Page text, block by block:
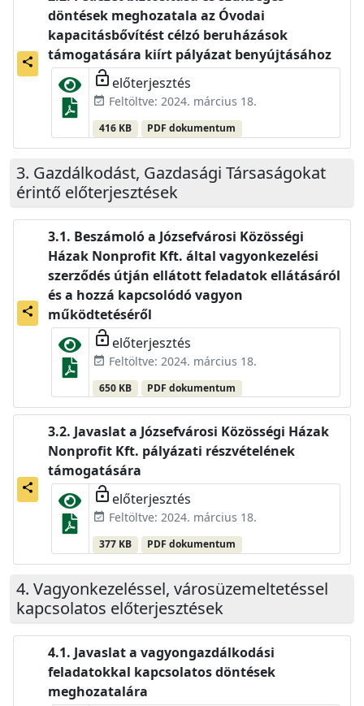
share
döntések meghozatala az Óvodai
kapacitásbővítést célzó beruházások
támogatására kiírt pályázat benyújtásához
lock_open előterjesztés
event_available Feltöltve: 2024. március 18.
416 KB PDF dokumentum
Gazdálkodást, Gazdasági Társaságokat
érintő előterjesztések
share
Beszámoló a Józsefvárosi Közösségi
Házak Nonprofit Kft. által vagyonkezelési
szerződés útján ellátott feladatok ellátásáról
és a hozzá kapcsolódó vagyon
működtetéséről
lock_open előterjesztés
event_available Feltöltve: 2024. március 18.
650 KB PDF dokumentum
share
Javaslat a Józsefvárosi Közösségi Házak
Nonprofit Kft. pályázati részvételének
támogatására
lock_open előterjesztés
event_available Feltöltve: 2024. március 18.
377 KB PDF dokumentum
Vagyonkezeléssel, városüzemeltetéssel
kapcsolatos előterjesztések
Javaslat a vagyongazdálkodási
feladatokkal kapcsolatos döntések
meghozatalára